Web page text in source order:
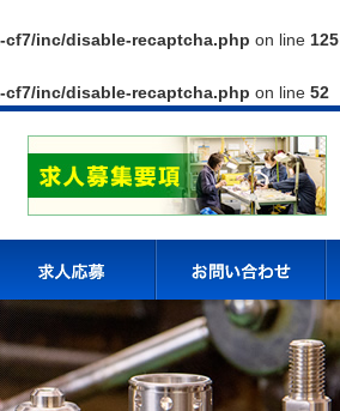
inc/disable-recaptcha.php on line 125
inc/disable-recaptcha.php on line 52